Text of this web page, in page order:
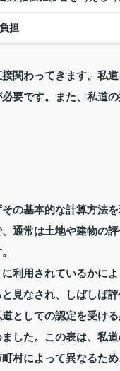
担
関わってきます。私
要です。また、私道
の基本的な計算方法
通常は土地や建物の
利用されているかに
見なされ、しばしば
としての認定を受ける
した。この表は、私
村によって異なるた